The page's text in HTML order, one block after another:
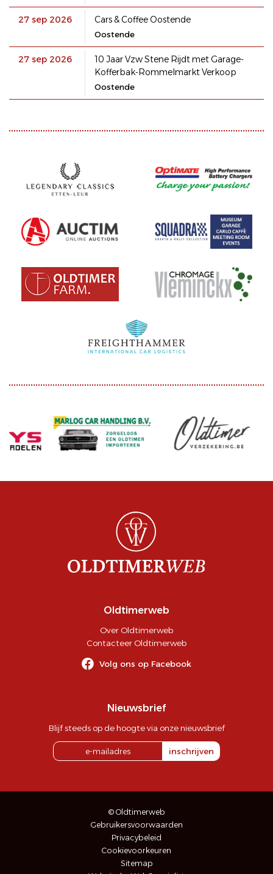
27 sep 2026 Cars & Coffee Oostende
Oostende
27 sep 2026
10 Jaar Vzw Stene Rijdt met Garage-
Kofferbak-Rommelmarkt Verkoop
Oostende
Oldtimerweb
Over Oldtimerweb
Contacteer Oldtimerweb
Volg ons op Facebook
Nieuwsbrief
Blijf steeds op de hoogte via onze nieuwsbrief
inschrijven
© Oldtimerweb
Gebruikersvoorwaarden
Privacybeleid
Cookievoorkeuren
Sitemap